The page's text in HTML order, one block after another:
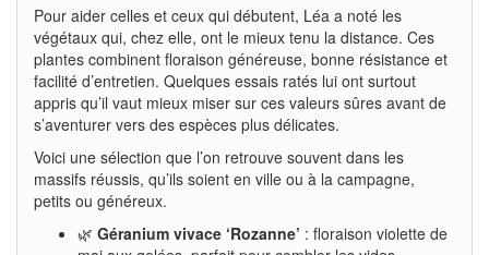
Pour aider celles et ceux qui débutent, Léa a noté les
végétaux qui, chez elle, ont le mieux tenu la distance. Ces
plantes combinent floraison généreuse, bonne résistance et
facilité d’entretien. Quelques essais ratés lui ont surtout
appris qu’il vaut mieux miser sur ces valeurs sûres avant de
s’aventurer vers des espèces plus délicates.
Voici une sélection que l’on retrouve souvent dans les
massifs réussis, qu’ils soient en ville ou à la campagne,
petits ou généreux.
🌿 Géranium vivace ‘Rozanne’ : floraison violette de